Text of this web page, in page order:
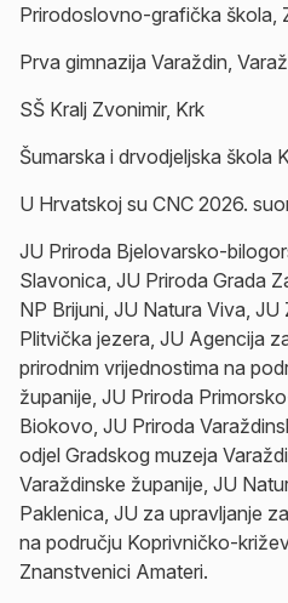
Prirodoslovno-grafička škola,
Prva gimnazija Varaždin,
SŠ Kralj Zvonimir, Krk
Šumarska i drvodjeljska škola
U Hrvatskoj su CNC 2026.
JU Priroda Bjelovarsko-
Slavonica, JU Priroda Grada
NP Brijuni, JU Natura Viva,
Plitvička jezera, JU Agencija
prirodnim vrijednostima na
županije, JU Priroda
Biokovo, JU Priroda
odjel Gradskog muzeja
Varaždinske županije, JU
Paklenica, JU za upravljanje
na području Koprivničko-
Znanstvenici Amateri.